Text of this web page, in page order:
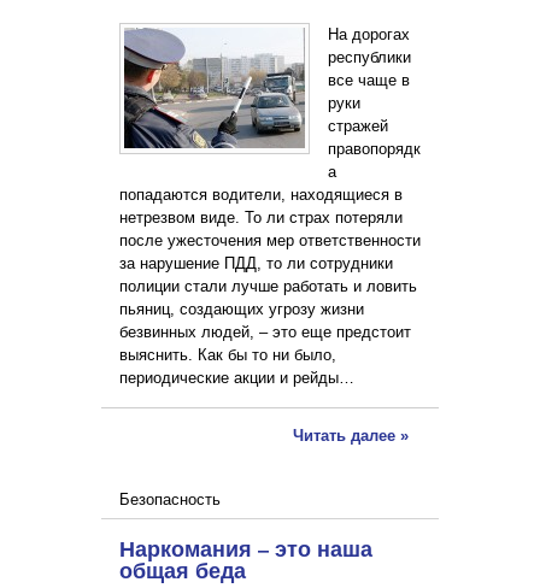
На дорогах
республики
все чаще в
руки
стражей
правопорядк
а
попадаются водители, находящиеся в
нетрезвом виде. То ли страх потеряли
после ужесточения мер ответственности
за нарушение ПДД, то ли сотрудники
полиции стали лучше работать и ловить
пьяниц, создающих угрозу жизни
безвинных людей, – это еще предстоит
выяснить. Как бы то ни было,
периодические акции и рейды…
Читать далее »
Безопасность
Наркомания – это наша
общая беда